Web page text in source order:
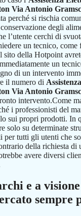
Via Antonio
perché si rischia
degli
l’utente cerchi di
un tecnico, come
sito della Hotpoint
un
di un intervento
il numero di
Via Antonio
intervento.Come
i professionisti del
sui propri prodotti. In
solo su determinate
per tutti gli utenti che
della richiesta di
avere diversi
e a
sempre